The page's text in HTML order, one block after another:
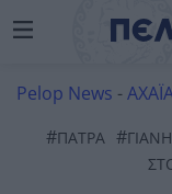
Pelop News -
#ΠΆΤΡΑ #